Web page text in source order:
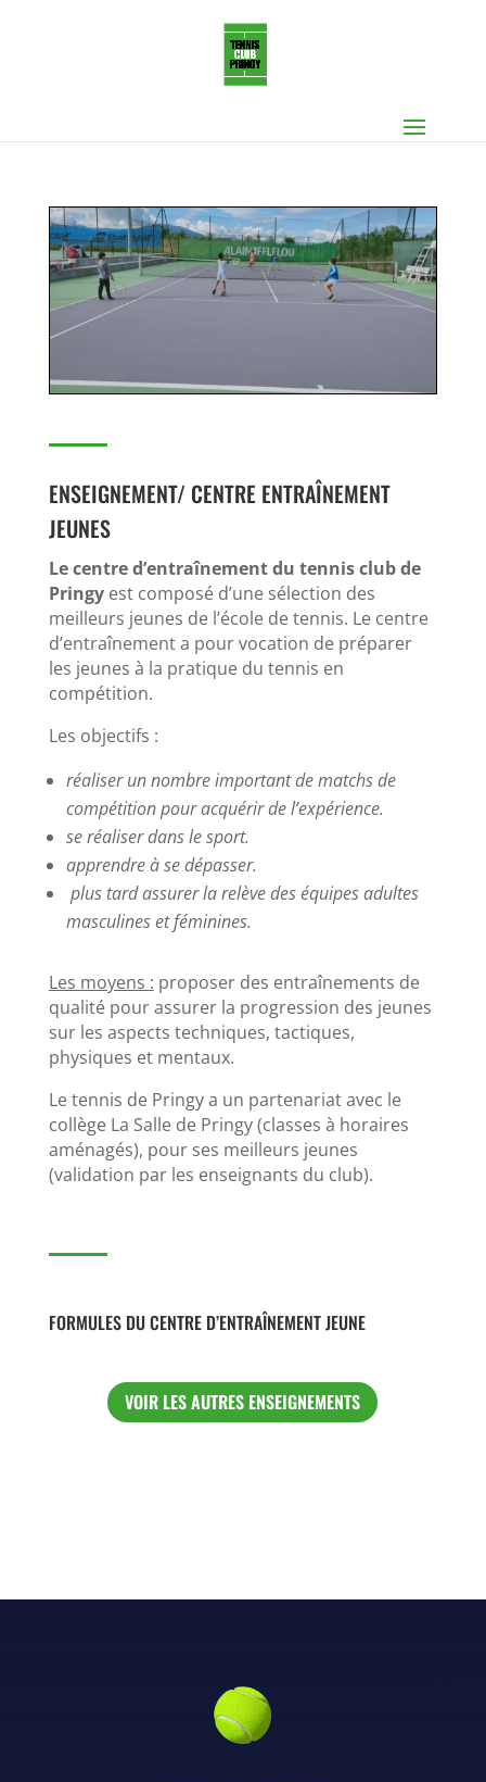
ENSEIGNEMENT/ CENTRE ENTRAÎNEMENT
JEUNES
Le centre d’entraînement du tennis club de
Pringyest composé d’une sélection des
meilleurs jeunes de l’école de tennis. Le centre
d’entraînement a pour vocation de préparer
les jeunes à la pratique du tennis en
compétition.
Les objectifs :
réaliser un nombre important de matchs de
compétition pour acquérir de l’expérience.
se réaliser dans le sport.
apprendre à se dépasser.
plus tard assurer la relève des équipes adultes
masculines et féminines.
Les moyens : proposer des entraînements de
qualité pour assurer la progression des jeunes
sur les aspects techniques, tactiques,
physiques et mentaux.
Le tennis de Pringy a un partenariat avec le
collège La Salle de Pringy (classes à horaires
aménagés), pour ses meilleurs jeunes
(validation par les enseignants du club).
FORMULES DU CENTRE D’ENTRAÎNEMENT JEUNE
VOIR LES AUTRES ENSEIGNEMENTS